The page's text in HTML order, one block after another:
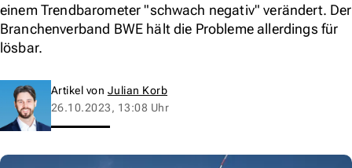
einem Trendbarometer "schwach negativ" verändert. Der
Branchenverband BWE hält die Probleme allerdings für
lösbar.
Artikel von Julian Korb
26.10.2023, 13:08 Uhr